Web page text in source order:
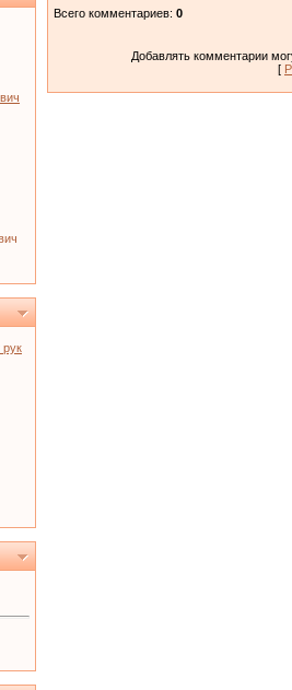
рук
Всего комментариев: 0
Добавлять комментарии
[